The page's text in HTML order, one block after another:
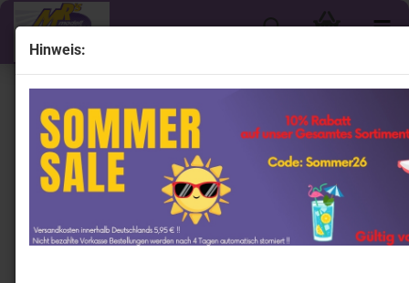
Hinweis:
« Erster « zurück weiter »
Letzter »
301 Artikel in dieser Kategorie
TSM MINI GT KHMG210 # Datsun 510 Wagon 4x4 "
Kaido House Kaido Islands V1 " 1:64
TrueScaleModels